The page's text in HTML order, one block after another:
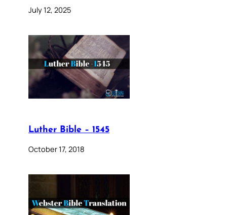
July 12, 2025
Luther Bible – 1545
October 17, 2018